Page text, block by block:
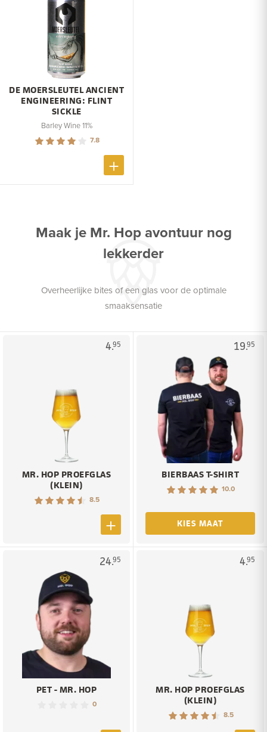
DE MOERSLEUTEL ANCIENT
ENGINEERING: FLINT
SICKLE
Barley Wine 11%
7.8
Maak je Mr. Hop avontuur nog
lekkerder
Overheerlijke bites of een glas voor de optimale
smaaksensatie
4.95
MR. HOP PROEFGLAS
(KLEIN)
8.5
19.95
BIERBAAS T-SHIRT
10.0
KIES MAAT
24.95
PET - MR. HOP
0
4.95
MR. HOP PROEFGLAS
(KLEIN)
8.5